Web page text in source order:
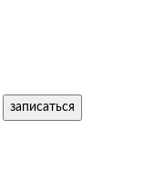
записаться